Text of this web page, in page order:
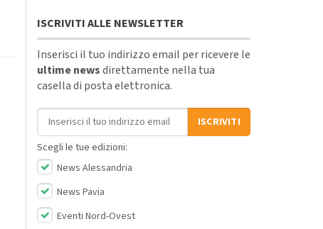
ISCRIVITI ALLE NEWSLETTER
Inserisci il tuo indirizzo email per ricevere le
ultime newsdirettamente nella tua
casella di posta elettronica.
Indirizzo email
ISCRIVITI
Scegli le tue edizioni:
News Alessandria
News Pavia
Eventi Nord-Ovest